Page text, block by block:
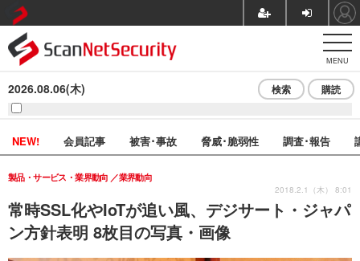
MENU
2026.08.06(木) 検索 購読
NEW! 会員記事 被害･事故 脅威･脆弱性 調査･報告
常時SSL化やIoTが追い風、デジサート・ジャパ
ン方針表明 8枚目の写真・画像
製品・サービス・業界動向 業界動向
2018.2.1（木） 8:01